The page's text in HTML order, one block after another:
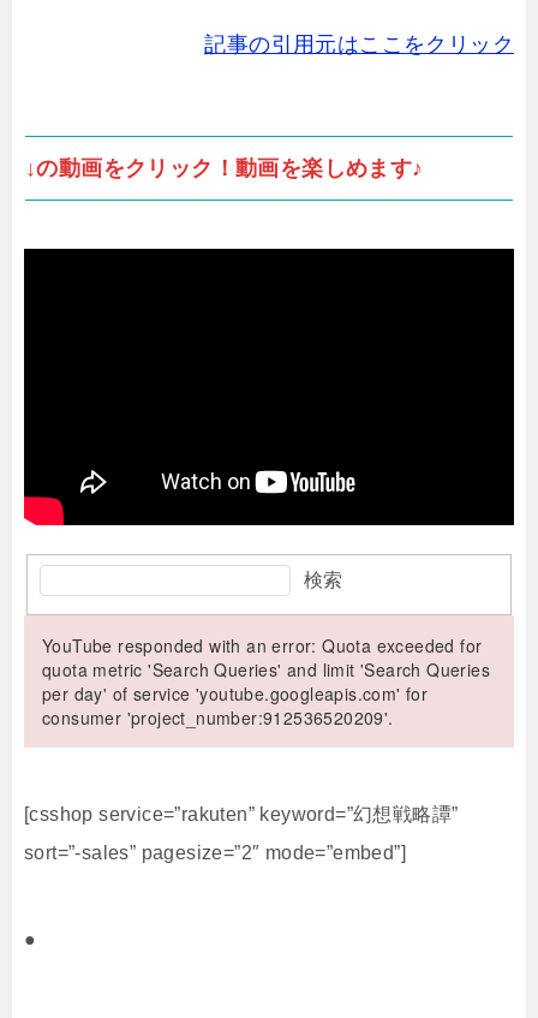
記事の引用元はここをクリック
↓の動画をクリック！動画を楽しめます♪
検索
YouTube responded with an error: Quota exceeded for
quota metric 'Search Queries' and limit 'Search Queries
per day' of service 'youtube.googleapis.com' for
consumer 'project_number:912536520209'.
[csshop service=”rakuten” keyword=”幻想戦略譚”
sort=”-sales” pagesize=”2″ mode=”embed”]
●